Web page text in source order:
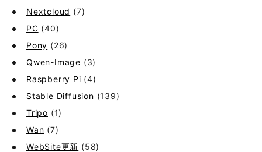
Nextcloud (7)
PC (40)
Pony (26)
Qwen-Image (3)
Raspberry Pi (4)
Stable Diffusion (139)
Tripo (1)
Wan (7)
WebSite更新 (58)